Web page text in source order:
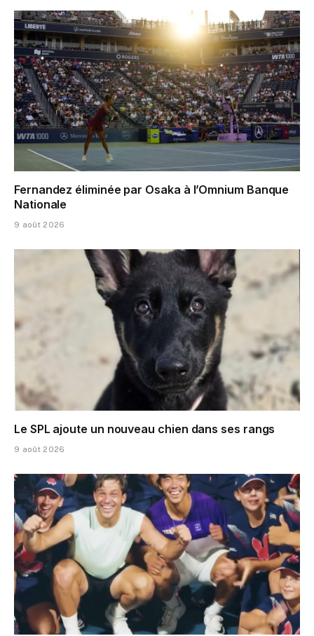
Fernandez éliminée par Osaka à l’Omnium Banque
Nationale
9 août 2026
Le SPL ajoute un nouveau chien dans ses rangs
9 août 2026